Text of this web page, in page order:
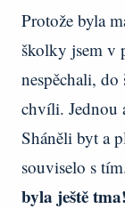
Protože byla
školky jsem v
nespěchali,
chvíli. Jednou
Sháněli byt a
souviselo s
byla ještě tma!